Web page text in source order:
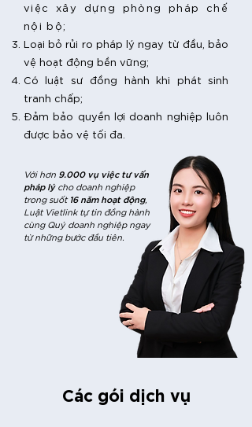
việc xây dựng phòng pháp chế
nội bộ;
Loại bỏ rủi ro pháp lý ngay từ đầu, bảo
vệ hoạt động bền vững;
Có luật sư đồng hành khi phát sinh
tranh chấp;
Đảm bảo quyền lợi doanh nghiệp luôn
được bảo vệ tối đa.
Với hơn 9.000 vụ việc tư vấn
pháp lýcho doanh nghiệp
trong suốt 16 năm hoạt động,
Luật Vietlink tự tin đồng hành
cùng Quý doanh nghiệp ngay
từ những bước đầu tiên.
Các gói dịch vụ